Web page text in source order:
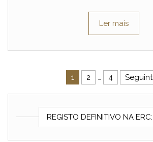
Ler mais
Navegação de
1 2 … 4
REGISTO DEFINITIVO NA